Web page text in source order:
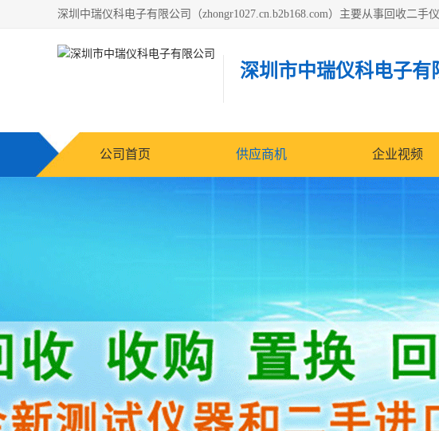
深圳市中瑞仪科电子有
公司首页 供应商机 企业视频